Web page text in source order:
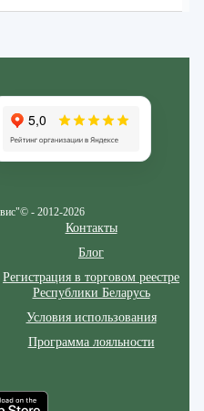
- 2012-2026
Контакты
Блог
Регистрация в торговом реестре
Республики Беларусь
Условия использования
Программа лояльности